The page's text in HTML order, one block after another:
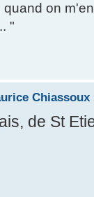
quand on
"
Chiassoux
de St